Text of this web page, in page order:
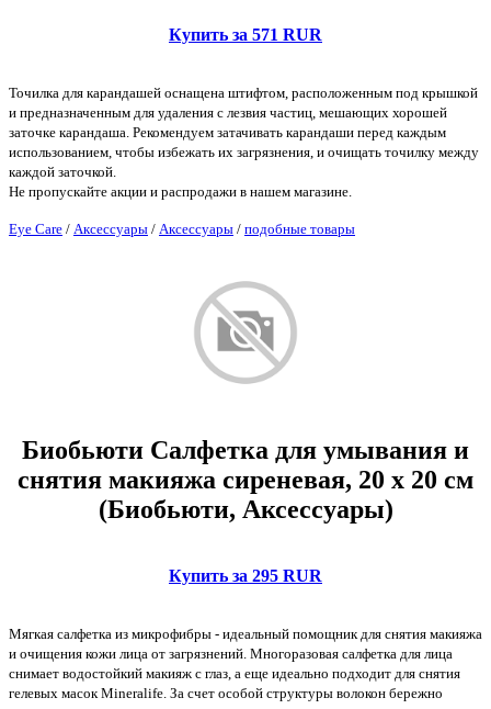
Купить за 571 RUR
Точилка для карандашей оснащена штифтом, расположенным под крышкой
и предназначенным для удаления с лезвия частиц, мешающих хорошей
заточке карандаша. Рекомендуем затачивать карандаши перед каждым
использованием, чтобы избежать их загрязнения, и очищать точилку между
каждой заточкой.
Не пропускайте акции и распродажи в нашем магазине.
Eye Care / Аксессуары / Аксессуары / подобные товары
Биобьюти Салфетка для умывания и
снятия макияжа сиреневая, 20 x 20 см
(Биобьюти, Аксессуары)
Купить за 295 RUR
Мягкая салфетка из микрофибры - идеальный помощник для снятия макияжа
и очищения кожи лица от загрязнений. Многоразовая салфетка для лица
снимает водостойкий макияж с глаз, а еще идеально подходит для снятия
гелевых масок Mineralife. За счет особой структуры волокон бережно